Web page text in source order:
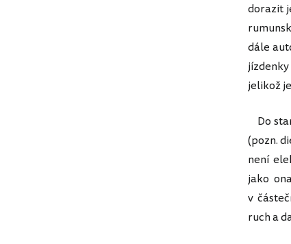
dorazit
dále
jelikož
Do
(pozn.
není
jako
v
ruch a